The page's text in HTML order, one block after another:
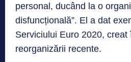
personal, ducând la o
disfuncțională”. El a dat
Serviciului Euro 2020,
reorganizării recente.